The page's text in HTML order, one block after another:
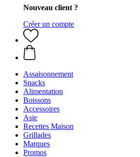
Nouveau client ?
Créer un compte
Assaisonnement
Snacks
Alimentation
Boissons
Accessoires
Asie
Recettes Maison
Grillades
Marques
Promos